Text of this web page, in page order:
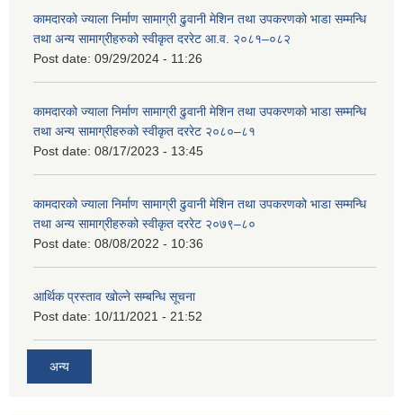
कामदारको ज्याला निर्माण सामाग्री ढुवानी मेशिन तथा उपकरणको भाडा सम्मन्धि
तथा अन्य सामाग्रीहरुको स्वीकृत दररेट आ.व. २०८१–०८२
Post date: 09/29/2024 - 11:26
कामदारको ज्याला निर्माण सामाग्री ढुवानी मेशिन तथा उपकरणको भाडा सम्मन्धि
तथा अन्य सामाग्रीहरुको स्वीकृत दररेट २०८०–८१
Post date: 08/17/2023 - 13:45
कामदारको ज्याला निर्माण सामाग्री ढुवानी मेशिन तथा उपकरणको भाडा सम्मन्धि
तथा अन्य सामाग्रीहरुको स्वीकृत दररेट २०७९–८०
Post date: 08/08/2022 - 10:36
आर्थिक प्रस्ताव खोल्ने सम्बन्धि सूचना
Post date: 10/11/2021 - 21:52
अन्य